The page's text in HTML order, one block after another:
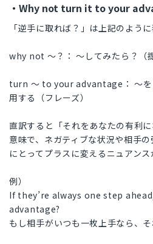
・Why not turn it to your
「逆手に取れば？」は上記のように
why not ～？： ～してみたら？（
turn ～ to your advantage： ～を
用する（フレーズ）
直訳すると「それをあなたの有利
意味で、ネガティブな状況や相手
にとってプラスに変えるニュアンス
例）
If they’re always one step
advantage?
もし相手がいつも一枚上手なら、